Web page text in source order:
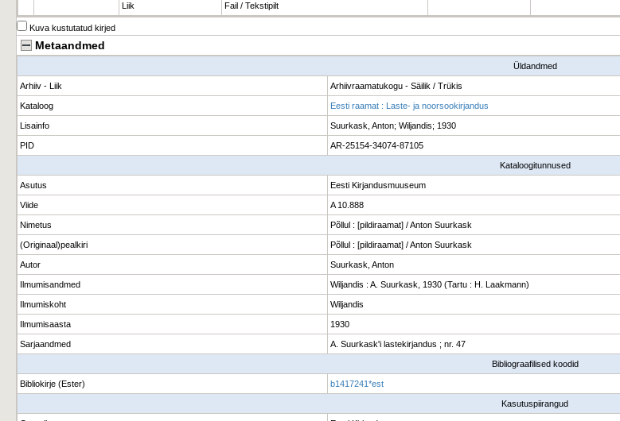
Liik Fail / Tekstipilt
Kuva kustutatud kirjed
Metaandmed
Üldandmed
Arhiiv - Liik Arhiivraamatukogu - Säilik / Trükis
Kataloog Eesti raamat : Laste- ja noorsookirjandus
Lisainfo Suurkask, Anton; Wiljandis; 1930
PID AR-25154-34074-87105
Kataloogitunnused
Asutus Eesti Kirjandusmuuseum
Viide A 10.888
Nimetus Põllul : [pildiraamat] / Anton Suurkask
(Originaal)pealkiri Põllul : [pildiraamat] / Anton Suurkask
Autor Suurkask, Anton
Ilmumisandmed Wiljandis : A. Suurkask, 1930 (Tartu : H. Laakmann)
Ilmumiskoht Wiljandis
Ilmumisaasta 1930
Sarjaandmed A. Suurkask'i lastekirjandus ; nr. 47
Bibliograafilised koodid
Bibliokirje (Ester) b1417241*est
Kasutuspiirangud